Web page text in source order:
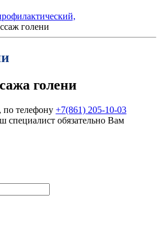
голени
голени
по телефону +7(861) 205-10-03
специалист обязательно Вам